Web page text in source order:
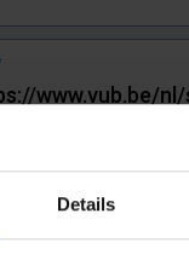
Details
URL van de pagina waar